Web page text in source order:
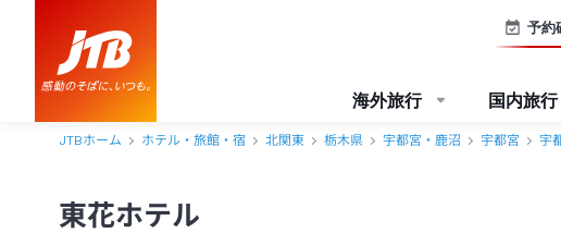
予約
海外旅行 国内旅行
JTBホーム ホテル・旅館・宿 北関東 栃木県 宇都宮・鹿沼 宇都宮 宇
東花ホテル